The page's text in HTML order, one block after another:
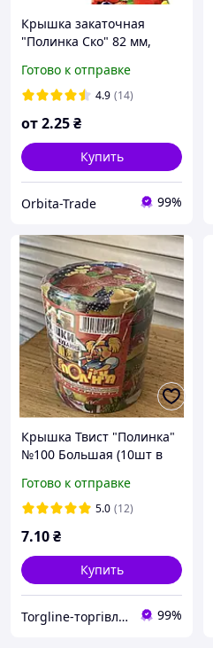
Крышка закаточная
"Полинка Ско" 82 мм,
Готово к отправке
4.9 (14)
от2.25₴
Купить
Orbita-Trade 99%
Крышка Твист "Полинка"
№100 Большая (10шт в
Готово к отправке
5.0 (12)
7.10₴
Купить
Torgline-торгівля товарами першої необхідності гутром та у роздріб 99%